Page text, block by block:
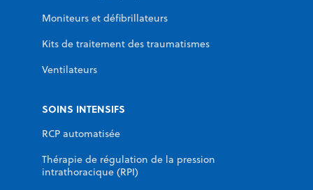
Moniteurs et défibrillateurs
Kits de traitement des traumatismes
Ventilateurs
SOINS INTENSIFS
RCP automatisée
Thérapie de régulation de la pression
intrathoracique (RPI)